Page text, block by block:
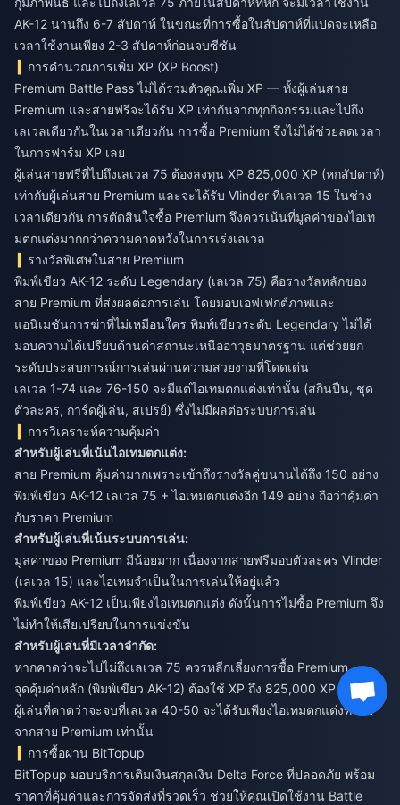
AK-12 นานถึง 6-7 สัปดาห์ ในขณะที่การซื้อในสัปดาห์ที่แปดจะเหลือ
เวลาใช้งานเพียง 2-3 สัปดาห์ก่อนจบซีซัน
การคำนวณการเพิ่ม XP (XP Boost)
Premium Battle Pass ไม่ได้รวมตัวคูณเพิ่ม XP — ทั้งผู้เล่นสาย
Premium และสายฟรีจะได้รับ XP เท่ากันจากทุกกิจกรรมและไปถึง
เลเวลเดียวกันในเวลาเดียวกัน การซื้อ Premium จึงไม่ได้ช่วยลดเวลา
ในการฟาร์ม XP เลย
ผู้เล่นสายฟรีที่ไปถึงเลเวล 75 ต้องลงทุน XP 825,000 XP (หกสัปดาห์)
เท่ากับผู้เล่นสาย Premium และจะได้รับ Vlinder ที่เลเวล 15 ในช่วง
เวลาเดียวกัน การตัดสินใจซื้อ Premium จึงควรเน้นที่มูลค่าของไอเท
มตกแต่งมากกว่าความคาดหวังในการเร่งเลเวล
รางวัลพิเศษในสาย Premium
พิมพ์เขียว AK-12 ระดับ Legendary (เลเวล 75) คือรางวัลหลักของ
สาย Premium ที่ส่งผลต่อการเล่น โดยมอบเอฟเฟกต์ภาพและ
แอนิเมชันการฆ่าที่ไม่เหมือนใคร พิมพ์เขียวระดับ Legendary ไม่ได้
มอบความได้เปรียบด้านค่าสถานะเหนืออาวุธมาตรฐาน แต่ช่วยยก
ระดับประสบการณ์การเล่นผ่านความสวยงามที่โดดเด่น
เลเวล 1-74 และ 76-150 จะมีแต่ไอเทมตกแต่งเท่านั้น (สกินปืน, ชุด
ตัวละคร, การ์ดผู้เล่น, สเปรย์) ซึ่งไม่มีผลต่อระบบการเล่น
การวิเคราะห์ความคุ้มค่า
สำหรับผู้เล่นที่เน้นไอเทมตกแต่ง:
สาย Premium คุ้มค่ามากเพราะเข้าถึงรางวัลคู่ขนานได้ถึง 150 อย่าง
พิมพ์เขียว AK-12 เลเวล 75 + ไอเทมตกแต่งอีก 149 อย่าง ถือว่าคุ้มค่า
กับราคา Premium
สำหรับผู้เล่นที่เน้นระบบการเล่น:
มูลค่าของ Premium มีน้อยมาก เนื่องจากสายฟรีมอบตัวละคร Vlinder
(เลเวล 15) และไอเทมจำเป็นในการเล่นให้อยู่แล้ว
พิมพ์เขียว AK-12 เป็นเพียงไอเทมตกแต่ง ดังนั้นการไม่ซื้อ Premium จึง
ไม่ทำให้เสียเปรียบในการแข่งขัน
สำหรับผู้เล่นที่มีเวลาจำกัด:
หากคาดว่าจะไปไม่ถึงเลเวล 75 ควรหลีกเลี่ยงการซื้อ Premium
จุดคุ้มค่าหลัก (พิมพ์เขียว AK-12) ต้องใช้ XP ถึง 825,000 XP
ผู้เล่นที่คาดว่าจะจบที่เลเวล 40-50 จะได้รับเพียงไอเทมตกแต่งทั่วไป
จากสาย Premium เท่านั้น
การซื้อผ่าน BitTopup
BitTopup มอบบริการเติมเงินสกุลเงิน Delta Force ที่ปลอดภัย พร้อม
ราคาที่คุ้มค่าและการจัดส่งที่รวดเร็ว ช่วยให้คุณเปิดใช้งาน Battle